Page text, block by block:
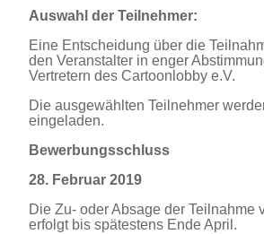
Auswahl der Teilnehmer:
Eine Entscheidung über die
den Veranstalter in enger
Vertretern des Cartoonlobby e.V.
Die ausgewählten Teilnehmer
eingeladen.
Bewerbungsschluss
28. Februar 2019
Die Zu- oder Absage der Teilnahme
erfolgt bis spätestens Ende April.